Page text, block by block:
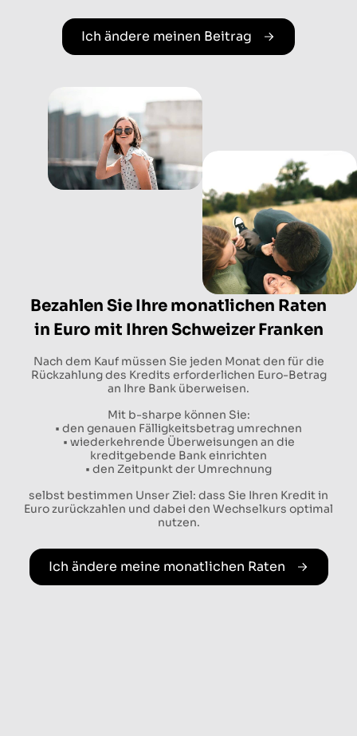
Ich ändere meinen Beitrag
Bezahlen Sie Ihre monatlichen Raten
in Euro mit Ihren Schweizer Franken
Nach dem Kauf müssen Sie jeden Monat den für die
Rückzahlung des Kredits erforderlichen Euro-Betrag
an Ihre Bank überweisen.
Mit b-sharpe können Sie:
• den genauen Fälligkeitsbetrag umrechnen
• wiederkehrende Überweisungen an die
kreditgebende Bank einrichten
• den Zeitpunkt der Umrechnung
selbst bestimmen Unser Ziel: dass Sie Ihren Kredit in
Euro zurückzahlen und dabei den Wechselkurs optimal
nutzen.
Ich ändere meine monatlichen Raten